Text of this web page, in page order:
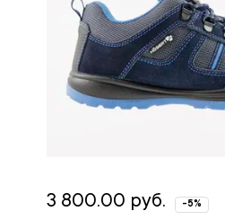
3 800.00 руб. -5%